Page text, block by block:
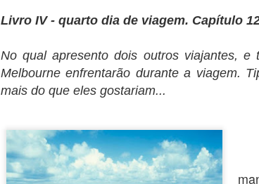
Livro IV - quarto dia de viagem. Capítulo
No qual apresento dois outros viajantes, e
Melbourne enfrentarão durante a viagem.
mais do que eles gostariam...
para
de